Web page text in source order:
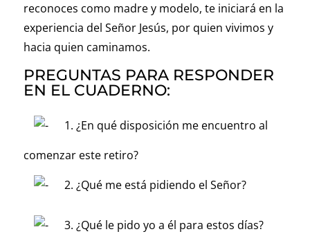
reconoces como madre y modelo, te iniciará en la
experiencia del Señor Jesús, por quien vivimos y
hacia quien caminamos.
PREGUNTAS PARA RESPONDER
EN EL CUADERNO:
1. ¿En qué disposición me encuentro al
comenzar este retiro?
2. ¿Qué me está pidiendo el Señor?
3. ¿Qué le pido yo a él para estos días?